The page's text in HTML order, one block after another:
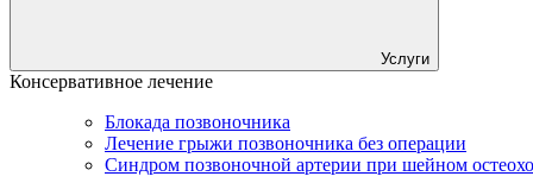
Услуги
Консервативное лечение
Блокада позвоночника
Лечение грыжи позвоночника без операции
Синдром позвоночной артерии при шейном